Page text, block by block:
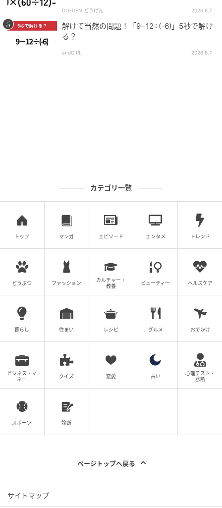
DO-GEN どうげん 2026.8.7
解けて当然の問題！「9−12÷(-6)」5秒で解け
る？
andGIRL 2026.8.7
カテゴリ一覧
トップ マンガ エピソード エンタメ トレンド
どうぶつ ファッション
カルチャー・
教養
ビューティー ヘルスケア
暮らし 住まい レシピ グルメ おでかけ
ビジネス・マ
ネー
クイズ 恋愛 占い
心理テスト・
診断
スポーツ 診断
ページトップへ戻る
サイトマップ